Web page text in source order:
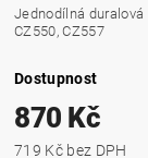
Jednodílná
CZ550, CZ557
Dostupnost
870 Kč
719 Kč bez DPH